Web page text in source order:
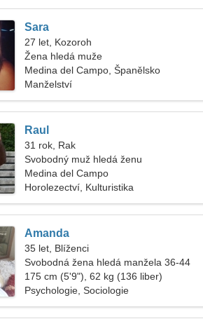
Sara
27 let, Kozoroh
Žena hledá muže
Medina del Campo, Španělsko
Manželství
Raul
31 rok, Rak
Svobodný muž hledá ženu
Medina del Campo
Horolezectví, Kulturistika
Amanda
35 let, Blíženci
Svobodná žena hledá manžela 36-44
175 cm (5'9"), 62 kg (136 liber)
Psychologie, Sociologie